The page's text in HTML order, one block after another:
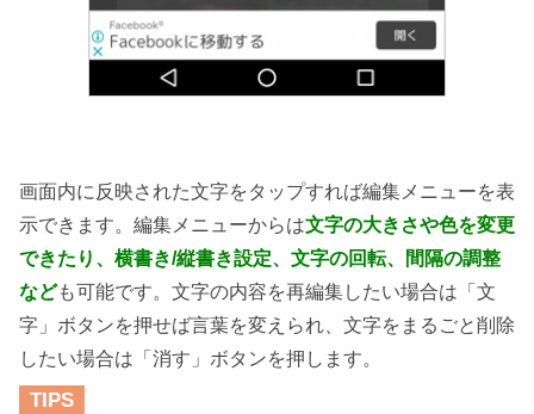
画面内に反映された文字をタップすれば編集メニューを表
示できます。編集メニューからは文字の大きさや色を変更
できたり、横書き/縦書き設定、文字の回転、間隔の調整
なども可能です。文字の内容を再編集したい場合は「文
字」ボタンを押せば言葉を変えられ、文字をまるごと削除
したい場合は「消す」ボタンを押します。
TIPS